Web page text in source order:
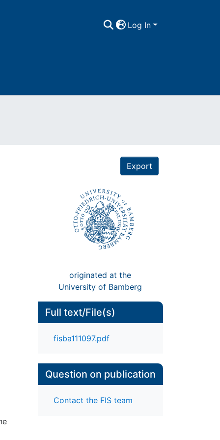
Log In
Export
originated at the
University of Bamberg
Full text/File(s)
fisba111097.pdf
Question on publication
Contact the FIS team